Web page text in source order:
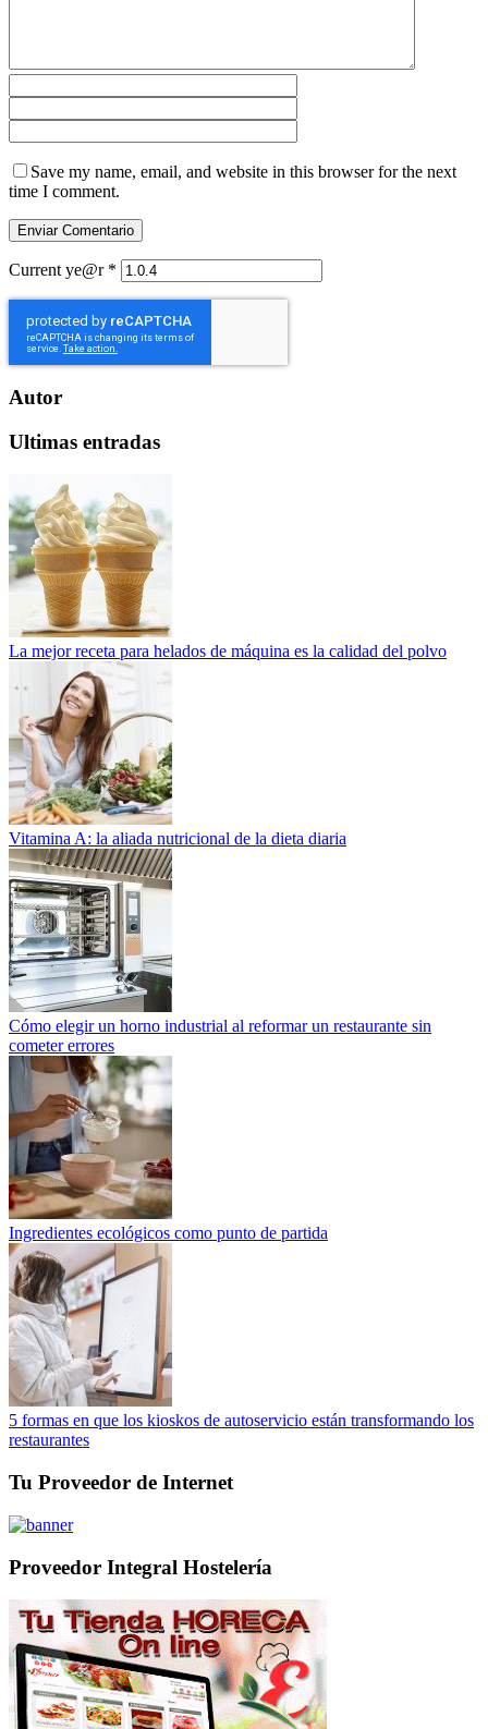
Save my name, email, and website in this browser for the next
time I comment.
Current ye@r *
Autor
Ultimas entradas
La mejor receta para helados de máquina es la calidad del polvo
Vitamina A: la aliada nutricional de la dieta diaria
Cómo elegir un horno industrial al reformar un restaurante sin
cometer errores
Ingredientes ecológicos como punto de partida
5 formas en que los kioskos de autoservicio están transformando los
restaurantes
Tu Proveedor de Internet
Proveedor Integral Hostelería